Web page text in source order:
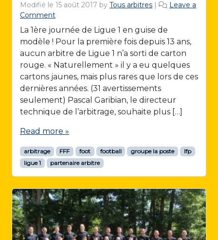
Modifié le 15 août 2017 by Tous arbitres |
Leave a
Comment
La 1ère journée de Ligue 1 en guise de
modèle ! Pour la première fois depuis 13 ans,
aucun arbitre de Ligue 1 n’a sorti de carton
rouge. « Naturellement » il y a eu quelques
cartons jaunes, mais plus rares que lors de ces
dernières années. (31 avertissements
seulement) Pascal Garibian, le directeur
technique de l’arbitrage, souhaite plus […]
Read more »
arbitrage FFF foot football groupe la poste
lfp
ligue 1
partenaire arbitre